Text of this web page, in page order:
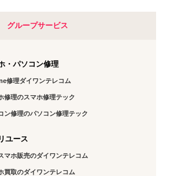
グループサービス
・パソコン修理
修理ダイワンテレコム
修理のスマホ修理テック
ン修理のパソコン修理テック
ユース
マホ販売のダイワンテレコム
買取のダイワンテレコム